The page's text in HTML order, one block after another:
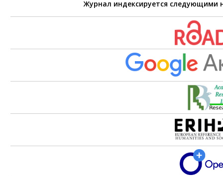
Журнал индексируется